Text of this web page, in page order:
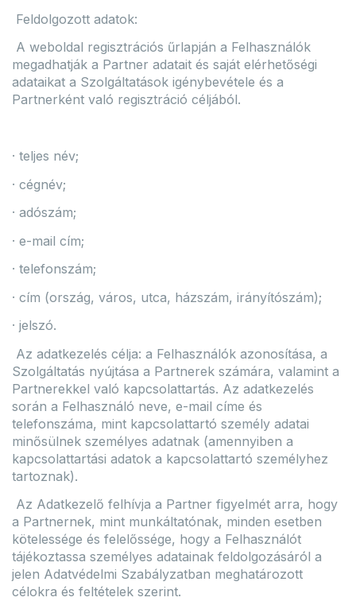
Feldolgozott adatok:
A weboldal regisztrációs űrlapján a Felhasználók
megadhatják a Partner adatait és saját elérhetőségi
adataikat a Szolgáltatások igénybevétele és a
Partnerként való regisztráció céljából.
· teljes név;
· cégnév;
· adószám;
· e-mail cím;
· telefonszám;
· cím (ország, város, utca, házszám, irányítószám);
· jelszó.
Az adatkezelés célja: a Felhasználók azonosítása, a
Szolgáltatás nyújtása a Partnerek számára, valamint a
Partnerekkel való kapcsolattartás. Az adatkezelés
során a Felhasználó neve, e-mail címe és
telefonszáma, mint kapcsolattartó személy adatai
minősülnek személyes adatnak (amennyiben a
kapcsolattartási adatok a kapcsolattartó személyhez
tartoznak).
Az Adatkezelő felhívja a Partner figyelmét arra, hogy
a Partnernek, mint munkáltatónak, minden esetben
kötelessége és felelőssége, hogy a Felhasználót
tájékoztassa személyes adatainak feldolgozásáról a
jelen Adatvédelmi Szabályzatban meghatározott
célokra és feltételek szerint.